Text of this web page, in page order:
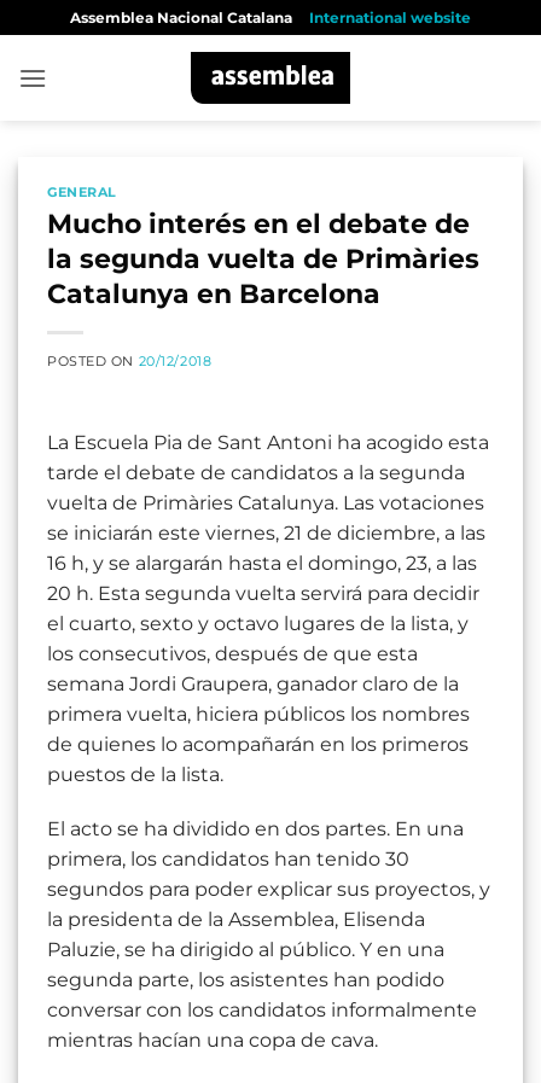
content
Assemblea Nacional Catalana International website
GENERAL
Mucho interés en el debate de
la segunda vuelta de Primàries
Catalunya en Barcelona
POSTED ON 20/12/2018
La Escuela Pia de Sant Antoni ha acogido esta
tarde el debate de candidatos a la segunda
vuelta de Primàries Catalunya. Las votaciones
se iniciarán este viernes, 21 de diciembre, a las
16 h, y se alargarán hasta el domingo, 23, a las
20 h. Esta segunda vuelta servirá para decidir
el cuarto, sexto y octavo lugares de la lista, y
los consecutivos, después de que esta
semana Jordi Graupera, ganador claro de la
primera vuelta, hiciera públicos los nombres
de quienes lo acompañarán en los primeros
puestos de la lista.
El acto se ha dividido en dos partes. En una
primera, los candidatos han tenido 30
segundos para poder explicar sus proyectos, y
la presidenta de la Assemblea, Elisenda
Paluzie, se ha dirigido al público. Y en una
segunda parte, los asistentes han podido
conversar con los candidatos informalmente
mientras hacían una copa de cava.